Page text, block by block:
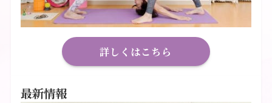
詳しくはこちら
最新情報